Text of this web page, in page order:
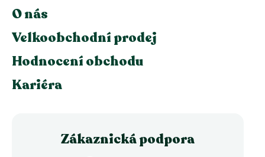
O nás
Velkoobchodní prodej
Hodnocení obchodu
Kariéra
Zákaznická podpora